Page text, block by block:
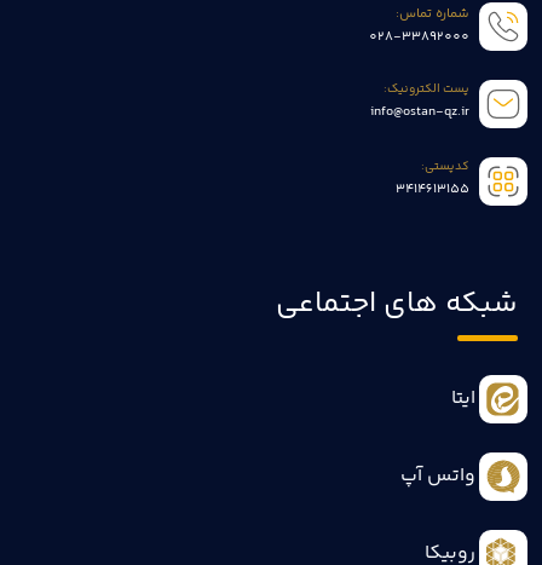
شماره تماس:
028-33892000
پست الکترونیک:
info@ostan-qz.ir
کدپستی:
3414613155
شبکه های اجتماعی
ایتا
واتس آپ
روبیکا